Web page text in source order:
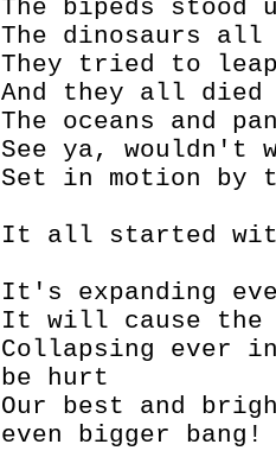
The bipeds stood
The dinosaurs
They tried to
And they all
The oceans and
See ya, wouldn't
Set in motion by
It all started
It's expanding
It will cause the
Collapsing ever
be hurt
Our best and
even bigger bang!